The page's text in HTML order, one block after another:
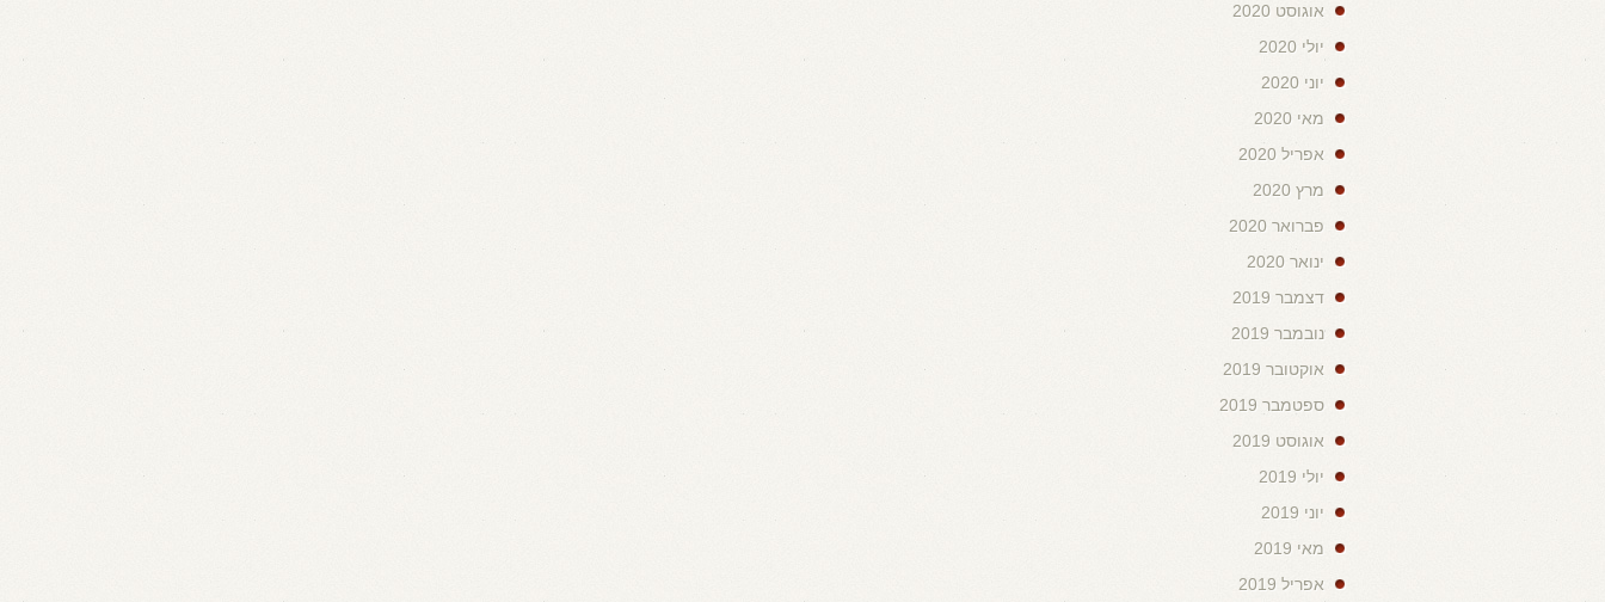
אוגוסט 2020
יולי 2020
יוני 2020
מאי 2020
אפריל 2020
מרץ 2020
פברואר 2020
ינואר 2020
דצמבר 2019
נובמבר 2019
אוקטובר 2019
ספטמבר 2019
אוגוסט 2019
יולי 2019
יוני 2019
מאי 2019
אפריל 2019